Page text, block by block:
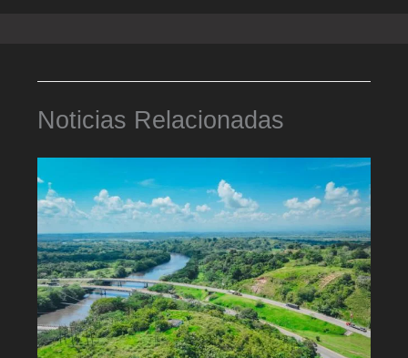
Noticias Relacionadas